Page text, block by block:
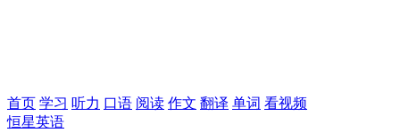
首页 学习 听力 口语 阅读 作文 翻译 单词 看视频
恒星英语